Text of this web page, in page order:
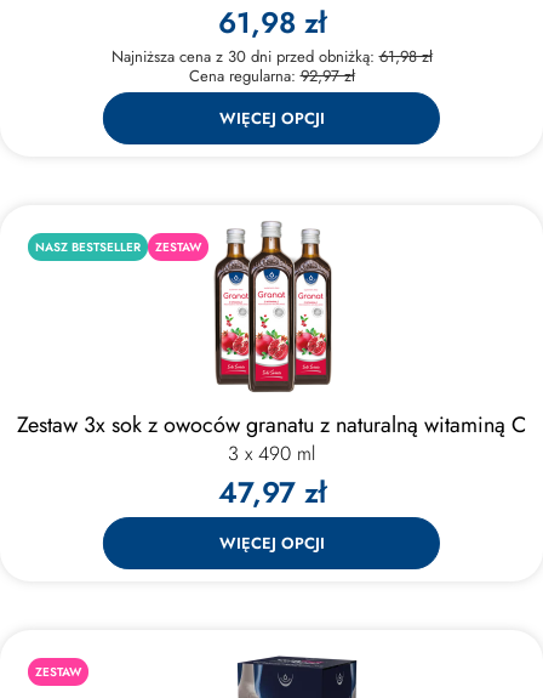
61,98 zł
Najniższa cena z 30 dni przed obniżką:61,98 zł
Cena regularna:92,97 zł
WIĘCEJ OPCJI
NASZ BESTSELLER ZESTAW
Zestaw 3x sok z owoców granatu z naturalną witaminą C
3 x 490 ml
47,97 zł
WIĘCEJ OPCJI
ZESTAW